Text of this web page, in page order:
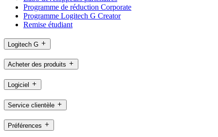
Programme de réduction Corporate
Programme Logitech G Creator
Remise étudiant
Logitech G
Acheter des produits
Logiciel
Service clientèle
Préférences